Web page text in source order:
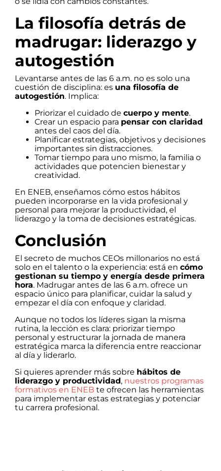
La filosofía detrás de
madrugar: liderazgo y
autogestión
Levantarse antes de las 6 a.m. no es solo una
cuestión de disciplina: es una filosofía de
autogestión. Implica:
Priorizar el cuidado de cuerpo y mente.
Crear un espacio para pensar con claridad
antes del caos del día.
Planificar estrategias, objetivos y decisiones
importantes sin distracciones.
Tomar tiempo para uno mismo, la familia o
actividades que potencien bienestar y
creatividad.
En ENEB, enseñamos cómo estos hábitos
pueden incorporarse en la vida profesional y
personal para mejorar la productividad, el
liderazgo y la toma de decisiones estratégicas.
Conclusión
El secreto de muchos CEOs millonarios no está
solo en el talento o la experiencia: está en cómo
gestionan su tiempo y energía desde primera
hora. Madrugar antes de las 6 a.m. ofrece un
espacio único para planificar, cuidar la salud y
empezar el día con enfoque y claridad.
Aunque no todos los líderes sigan la misma
rutina, la lección es clara: priorizar tiempo
personal y estructurar la jornada de manera
estratégica marca la diferencia entre reaccionar
al día y liderarlo.
Si quieres aprender más sobre hábitos de
liderazgo y productividad, nuestros programas
formativos en ENEB te ofrecen las herramientas
para implementar estas estrategias y potenciar
tu carrera profesional.